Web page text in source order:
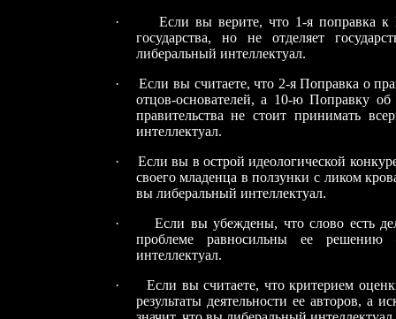
·
Если вы верите, что 1-я поправка
государства, но не отделяет
либеральный интеллектуал.
·
Если вы считаете, что 2-я Поправка о
отцов-основателей, а 10-ю Поправку об
правительства не стоит принимать
интеллектуал.
·
Если вы в острой идеологической
своего младенца в ползунки с ликом
вы либеральный интеллектуал.
·
Если вы убеждены, что слово есть
проблеме равносильны ее
интеллектуал.
·
Если вы считаете, что критерием
результаты деятельности ее авторов, а